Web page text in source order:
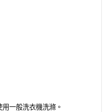
一般洗衣機洗滌。